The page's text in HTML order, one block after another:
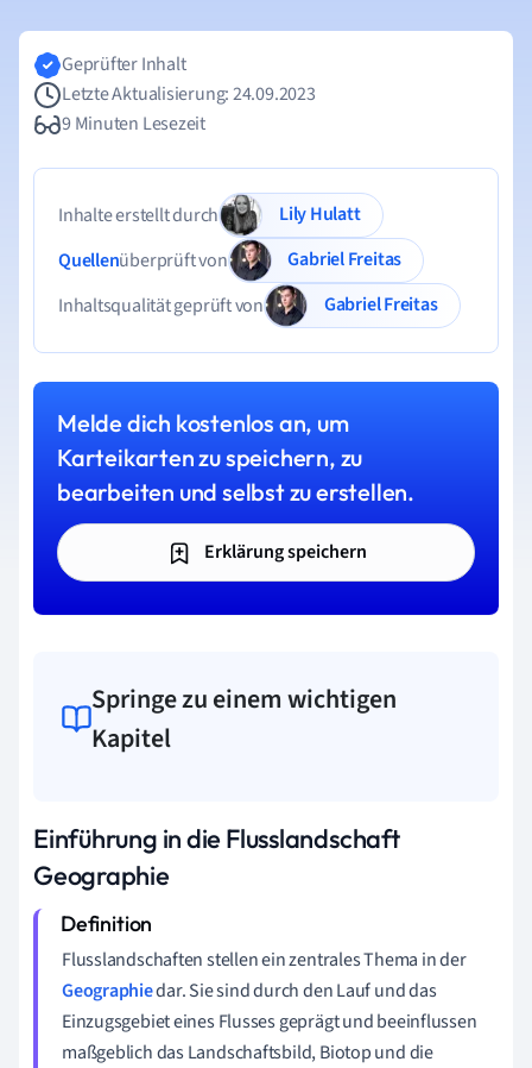
Geprüfter Inhalt
Letzte Aktualisierung: 24.09.2023
9 Minuten Lesezeit
Inhalte erstellt durch
Lily Hulatt
Quellenüberprüft von
Gabriel Freitas
Inhaltsqualität geprüft von
Gabriel Freitas
Melde dich kostenlos an, um
Karteikarten zu speichern, zu
bearbeiten und selbst zu erstellen.
Erklärung speichern
Springe zu einem wichtigen
Kapitel
Einführung in die Flusslandschaft
Geographie
Flusslandschaften stellen ein zentrales Thema in der
Geographiedar. Sie sind durch den Lauf und das
Einzugsgebiet eines Flusses geprägt und beeinflussen
maßgeblich das Landschaftsbild, Biotop und die